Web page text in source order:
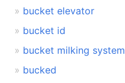
bucket elevator
bucket id
bucket milking system
bucked